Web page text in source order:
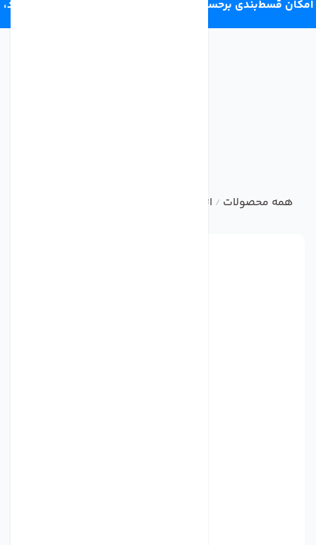
امکان قسط‌بندی برحسب اعتبار ترب‌پی 4 قسط ماهانه. بدون سود،
همه محصولات / اتصالات تصفیه آب خانگی